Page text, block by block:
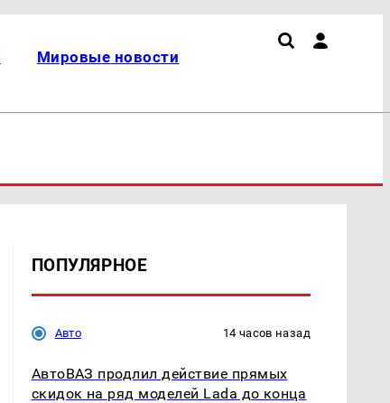
Мировые новости
ПОПУЛЯРНОЕ
Авто 14 часов назад
АвтоВАЗ продлил действие прямых
скидок на ряд моделей Lada до конца